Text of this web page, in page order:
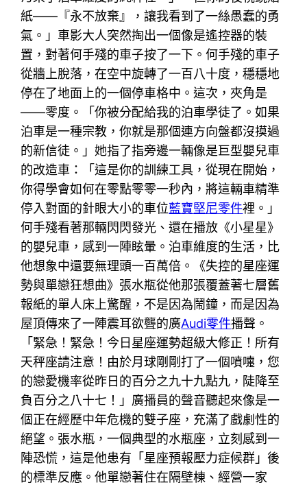
紙——『永不放棄』，讓我看到了一絲愚蠢的勇
氣。」車影大人突然掏出一個像是遙控器的裝
置，對著何手殘的車子按了一下。何手殘的車子
從牆上脫落，在空中旋轉了一百八十度，穩穩地
停在了地面上的一個停車格中。這次，夾角是
——零度。「你被分配給我的泊車學徒了。如果
泊車是一種宗教，你就是那個連方向盤都沒摸過
的新信徒。」她指了指旁邊一輛像是巨型嬰兒車
的改造車：「這是你的訓練工具，從現在開始，
你得學會如何在零點零零一秒內，將這輛車精準
停入對面的針眼大小的車位藍寶堅尼零件裡。」
何手殘看著那輛閃閃發光、還在播放《小星星》
的嬰兒車，感到一陣眩暈。泊車維度的生活，比
他想象中還要無理頭一百萬倍。《失控的星座運
勢與單戀狂想曲》張水瓶從他那張覆蓋著七層舊
報紙的單人床上驚醒，不是因為鬧鐘，而是因為
屋頂傳來了一陣震耳欲聾的廣Audi零件播聲。
「緊急！緊急！今日星座運勢超級大修正！所有
天秤座請注意！由於月球剛剛打了一個噴嚏，您
的戀愛機率從昨日的百分之九十九點九，陡降至
負百分之八十七！」廣播員的聲音聽起來像是一
個正在經歷中年危機的雙子座，充滿了戲劇性的
絕望。張水瓶，一個典型的水瓶座，立刻感到一
陣恐慌，這是他患有「星座預報壓力症候群」後
的標準反應。他單戀著住在隔壁棟、經營一家